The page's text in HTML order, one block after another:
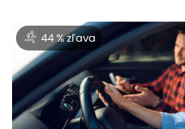
44 % zľava